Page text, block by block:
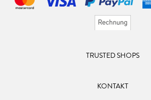
TRUSTED SHOPS
KONTAKT